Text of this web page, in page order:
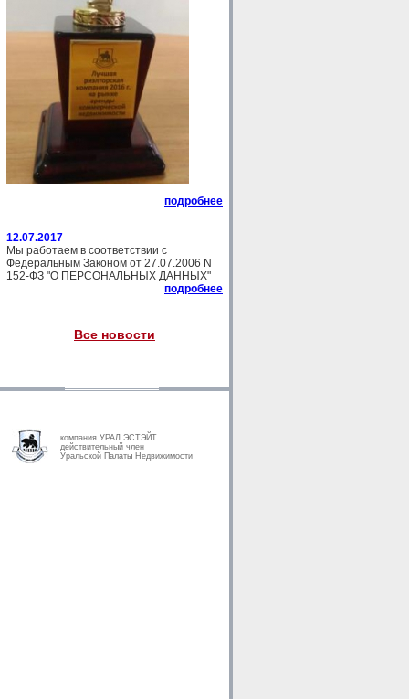
подробнее
12.07.2017
Мы работаем в соответствии с
Федеральным Законом от 27.07.2006 N
152-ФЗ "О ПЕРСОНАЛЬНЫХ ДАННЫХ"
подробнее
Все новости
компания УРАЛ ЭСТЭЙТ
действительный член
Уральской Палаты Недвижимости